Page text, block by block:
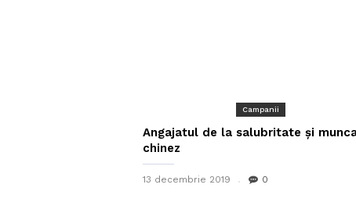
Campanii
Angajatul de la salubritate și
chinez
13 decembrie 2019 0